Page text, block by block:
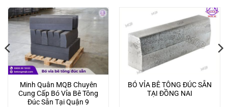
Minh Quân MQB Chuyên
Cung Cấp Bó Vỉa Bê Tông
Đúc Sẵn Tại Quận 9
BÓ VỈA BÊ TÔNG ĐÚC SẴN
TẠI ĐỒNG NAI